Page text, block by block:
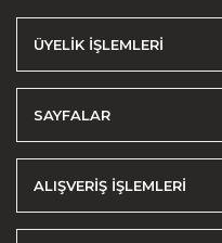
ÜYELİK İŞLEMLERİ
SAYFALAR
ALIŞVERİŞ İŞLEMLERİ